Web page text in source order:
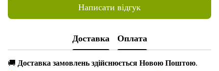
Написати відгук
Доставка Оплата
🚚 Доставка замовлень здійснюється Новою Поштою.